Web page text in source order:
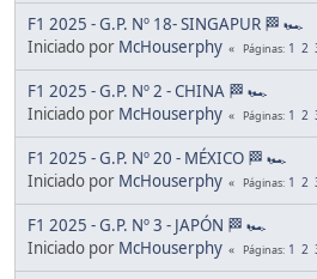
F1 2025 - G.P. Nº 18- SINGAPUR 🏁 🏎
Iniciado por McHouserphy Páginas 1 2
F1 2025 - G.P. Nº 2 - CHINA 🏁 🏎
Iniciado por McHouserphy Páginas 1 2
F1 2025 - G.P. Nº 20 - MÉXICO 🏁 🏎
Iniciado por McHouserphy Páginas 1 2
F1 2025 - G.P. Nº 3 - JAPÓN 🏁 🏎
Iniciado por McHouserphy Páginas 1 2